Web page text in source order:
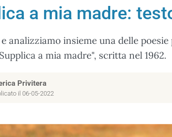
a mia madre:
analizziamo insieme una delle
a mia madre", scritta nel 1962.
Privitera
il 06-05-2022